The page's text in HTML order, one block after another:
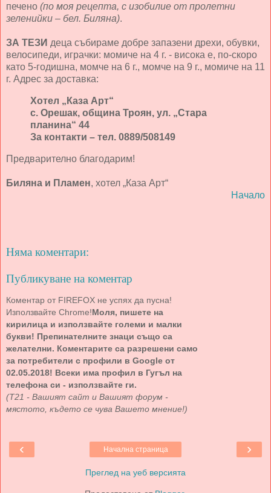
печено (по моя рецепта, с изобилие от пролетни
зеленийки – бел. Биляна).
ЗА ТЕЗИ деца събираме добре запазени дрехи, обувки,
велосипеди, играчки: момиче на 4 г. - висока е, по-скоро
като 5-годишна, момче на 6 г., момче на 9 г., момиче на 11
г. Адрес за доставка:
Хотел „Каза Арт“
с. Орешак, община Троян, ул. „Стара
планина“ 44
За контакти – тел. 0889/508149
Предварително благодарим!
Биляна и Пламен, хотел „Каза Арт“
Начало
Няма коментари:
Публикуване на коментар
Коментар от FIREFOX не успях да пусна!
Използвайте Chrome!Моля, пишете на
кирилица и използвайте големи и малки
букви! Препинателните знаци също са
желателни. Коментарите са разрешени само
за потребители с профили в Google от
02.05.2018! Всеки има профил в Гугъл на
телефона си - използвайте ги.
(Т21 - Вашият сайт и Вашият форум -
мястото, където се чува Вашето мнение!)
‹ ›
Начална страница
Преглед на уеб версията